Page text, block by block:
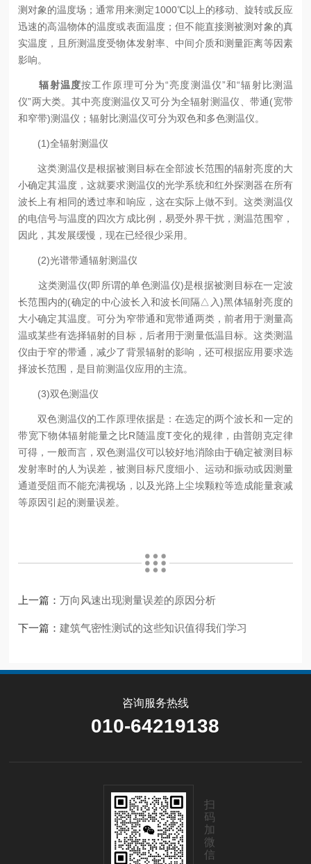
测对象的温度场；通常用来测定1000℃以上的移动、旋转或反应
迅速的高温物体的温度或表面温度；但不能直接测被测对象的真
实温度，且所测温度受物体发射率、中间介质和测量距离等因素
影响。
辐射温度按工作原理可分为“亮度测温仪”和“辐射比测温
仪”两大类。其中亮度测温仪又可分为全辐射测温仪、带通(宽带
和窄带)测温仪；辐射比测温仪可分为双色和多色测温仪。
(1)全辐射测温仪
这类测温仪是根据被测目标在全部波长范围的辐射亮度的大
小确定其温度，这就要求测温仪的光学系统和红外探测器在所有
波长上有相同的透过率和响应，这在实际上做不到。这类测温仪
的电信号与温度的四次方成比例，易受外界干扰，测温范围窄，
因此，其发展缓慢，现在已经很少采用。
(2)光谱带通辐射测温仪
这类测温仪(即所谓的单色测温仪)是根据被测目标在一定波
长范围内的(确定的中心波长入和波长间隔△入)黑体辐射亮度的
大小确定其温度。可分为窄带通和宽带通两类，前者用于测量高
温或某些有选择辐射的目标，后者用于测量低温目标。这类测温
仪由于窄的带通，减少了背景辐射的影响，还可根据应用要求选
择波长范围，是目前测温仪应用的主流。
(3)双色测温仪
双色测温仪的工作原理依据是：在选定的两个波长和一定的
带宽下物体辐射能量之比R随温度T变化的规律，由普朗克定律
可得，一般而言，双色测温仪可以较好地消除由于确定被测目标
发射率时的人为误差，被测目标尺度细小、运动和振动或因测量
通道受阻而不能充满视场，以及光路上尘埃颗粒等造成能量衰减
等原因引起的测量误差。
上一篇：万向风速出现测量误差的原因分析
下一篇：建筑气密性测试的这些知识值得我们学习
咨询服务热线
010-64219138
扫
码
加
微
信